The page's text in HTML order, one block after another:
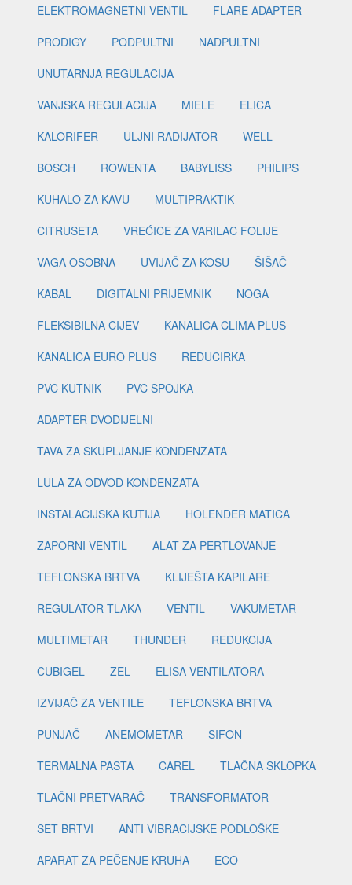
ELEKTROMAGNETNI VENTIL
FLARE ADAPTER
PRODIGY
PODPULTNI
NADPULTNI
UNUTARNJA REGULACIJA
VANJSKA REGULACIJA
MIELE
ELICA
KALORIFER
ULJNI RADIJATOR
WELL
BOSCH
ROWENTA BABYLISS
PHILIPS
KUHALO ZA KAVU
MULTIPRAKTIK
CITRUSETA
VREĆICE ZA VARILAC FOLIJE
VAGA OSOBNA
UVIJAČ ZA KOSU
ŠIŠAČ
KABAL
DIGITALNI PRIJEMNIK
NOGA
FLEKSIBILNA CIJEV
KANALICA CLIMA PLUS
KANALICA EURO PLUS
REDUCIRKA
PVC KUTNIK
PVC SPOJKA
ADAPTER DVODIJELNI
TAVA ZA SKUPLJANJE KONDENZATA
LULA ZA ODVOD KONDENZATA
INSTALACIJSKA KUTIJA
HOLENDER MATICA
ZAPORNI VENTIL
ALAT ZA PERTLOVANJE
TEFLONSKA BRTVA
KLIJEŠTA KAPILARE
REGULATOR TLAKA
VENTIL
VAKUMETAR
MULTIMETAR
THUNDER
REDUKCIJA
CUBIGEL
ZEL
ELISA VENTILATORA
IZVIJAČ ZA VENTILE
TEFLONSKA BRTVA
PUNJAČ
ANEMOMETAR
SIFON
TERMALNA PASTA
CAREL
TLAČNA SKLOPKA
TLAČNI PRETVARAČ
TRANSFORMATOR
SET BRTVI
ANTI VIBRACIJSKE PODLOŠKE
APARAT ZA PEČENJE KRUHA
ECO